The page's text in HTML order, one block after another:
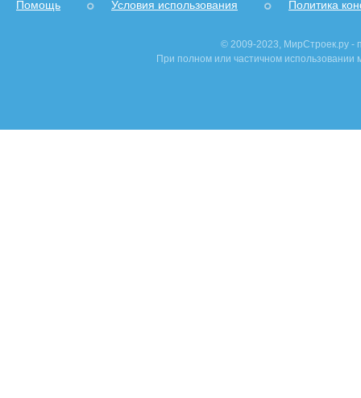
Помощь Условия использования Политика
© 2009-2023, МирСтроек.ру -
При полном или частичном использовании